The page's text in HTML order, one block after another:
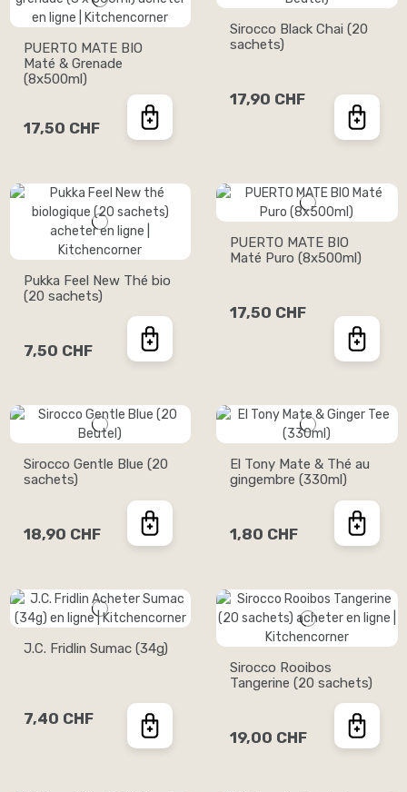
PUERTO MATE BIO
Maté & Grenade
(8x500ml)
17,50 CHF
Sirocco Black Chai (20
sachets)
17,90 CHF
Pukka Feel New Thé bio
(20 sachets)
7,50 CHF
PUERTO MATE BIO
Maté Puro (8x500ml)
17,50 CHF
Sirocco Gentle Blue (20
sachets)
18,90 CHF
El Tony Mate & Thé au
gingembre (330ml)
1,80 CHF
J.C. Fridlin Sumac (34g)
7,40 CHF
Sirocco Rooibos
Tangerine (20 sachets)
19,00 CHF